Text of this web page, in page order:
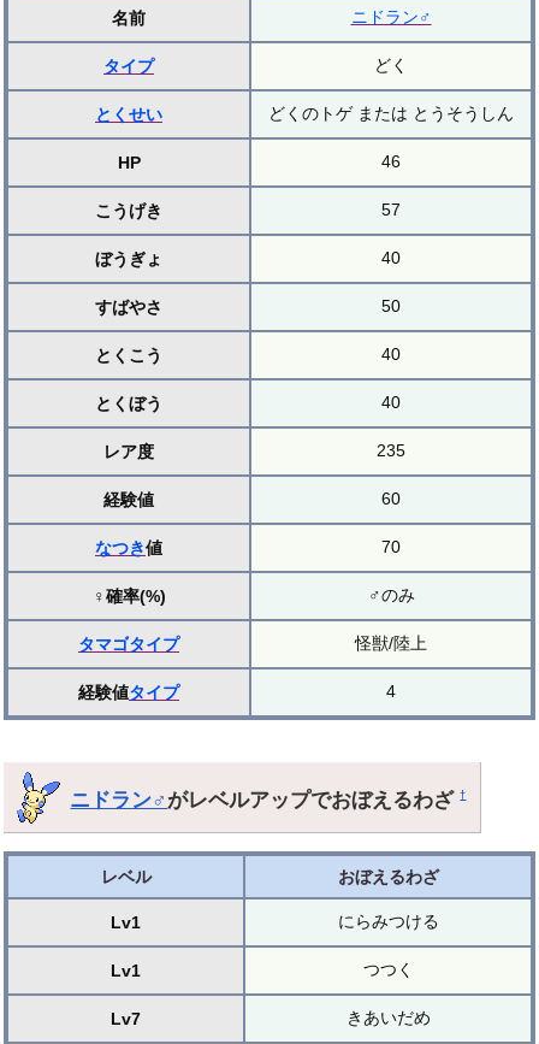
名前 ニドラン♂
タイプ どく
とくせい どくのトゲ または とうそうしん
HP 46
こうげき 57
ぼうぎょ 40
すばやさ 50
とくこう 40
とくぼう 40
レア度 235
経験値 60
なつき値 70
♀確率(%) ♂のみ
タマゴタイプ 怪獣/陸上
経験値タイプ 4
ニドラン♂がレベルアップでおぼえるわざ†
レベル おぼえるわざ
Lv1 にらみつける
Lv1 つつく
Lv7 きあいだめ